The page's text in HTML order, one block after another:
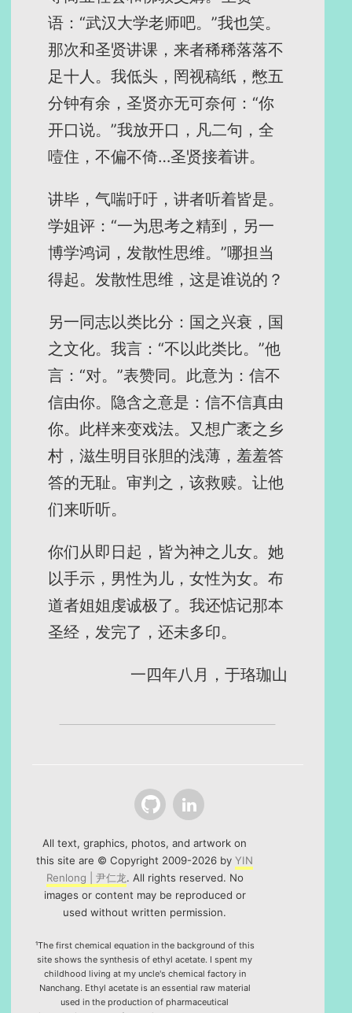
语：“武汉大学老师吧。”我也笑。
那次和圣贤讲课，来者稀稀落落不
足十人。我低头，罔视稿纸，憋五
分钟有余，圣贤亦无可奈何：“你
开口说。”我放开口，凡二句，全
噎住，不偏不倚…圣贤接着讲。
讲毕，气喘吁吁，讲者听着皆是。
学姐评：“一为思考之精到，另一
博学鸿词，发散性思维。”哪担当
得起。发散性思维，这是谁说的？
另一同志以类比分：国之兴衰，国
之文化。我言：“不以此类比。”他
言：“对。”表赞同。此意为：信不
信由你。隐含之意是：信不信真由
你。此样来变戏法。又想广袤之乡
村，滋生明目张胆的浅薄，羞羞答
答的无耻。审判之，该救赎。让他
们来听听。
你们从即日起，皆为神之儿女。她
以手示，男性为儿，女性为女。布
道者姐姐虔诚极了。我还惦记那本
圣经，发完了，还未多印。
一四年八月，于珞珈山
All text, graphics, photos, and artwork on
this site are © Copyright 2009-2026 byYIN
Renlong | 尹仁龙. All rights reserved. No
images or content may be reproduced or
used without written permission.
¹The first chemical equation in the background of this
site shows the synthesis of ethyl acetate. I spent my
childhood living at my uncle's chemical factory in
Nanchang. Ethyl acetate is an essential raw material
used in the production of pharmaceutical